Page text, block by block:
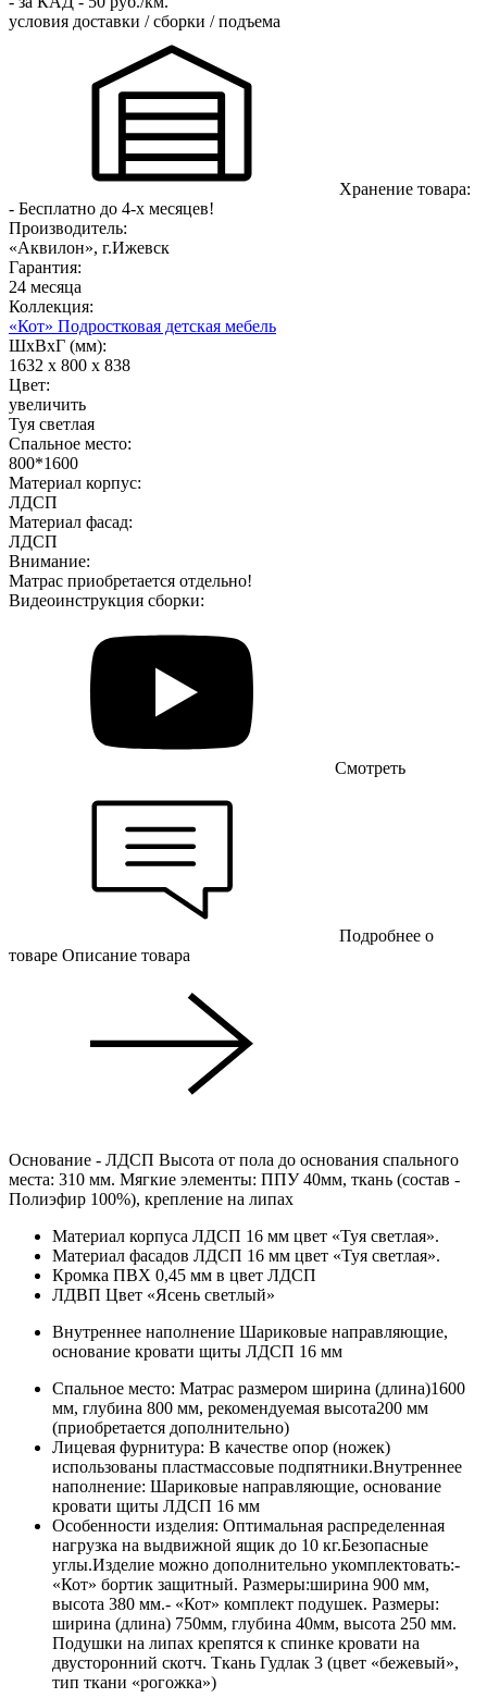
условия доставки / сборки / подъема
Хранение товара:
- Бесплатно до 4-х месяцев!
Производитель:
«Аквилон», г.Ижевск
Гарантия:
24 месяца
Коллекция:
«Кот» Подростковая детская мебель
ШхВхГ (мм):
1632 х 800 х 838
Цвет:
увеличить
Туя светлая
Спальное место:
800*1600
Материал корпус:
ЛДСП
Материал фасад:
ЛДСП
Внимание:
Матрас приобретается отдельно!
Видеоинструкция сборки:
Смотреть
Подробнее о
товаре Описание товара
Основание - ЛДСП Высота от пола до основания спального
места: 310 мм. Мягкие элементы: ППУ 40мм, ткань (состав -
Полиэфир 100%), крепление на липах
Материал корпуса ЛДСП 16 мм цвет «Туя светлая».
Материал фасадов ЛДСП 16 мм цвет «Туя светлая».
Кромка ПВХ 0,45 мм в цвет ЛДСП
ЛДВП Цвет «Ясень светлый»
Внутреннее наполнение Шариковые направляющие,
основание кровати щиты ЛДСП 16 мм
Спальное место: Матрас размером ширина (длина)1600
мм, глубина 800 мм, рекомендуемая высота200 мм
(приобретается дополнительно)
Лицевая фурнитура: В качестве опор (ножек)
использованы пластмассовые подпятники.Внутреннее
наполнение: Шариковые направляющие, основание
кровати щиты ЛДСП 16 мм
Особенности изделия: Оптимальная распределенная
нагрузка на выдвижной ящик до 10 кг.Безопасные
углы.Изделие можно дополнительно укомплектовать:-
«Кот» бортик защитный. Размеры:ширина 900 мм,
высота 380 мм.- «Кот» комплект подушек. Размеры:
ширина (длина) 750мм, глубина 40мм, высота 250 мм.
Подушки на липах крепятся к спинке кровати на
двусторонний скотч. Ткань Гудлак 3 (цвет «бежевый»,
тип ткани «рогожка»)